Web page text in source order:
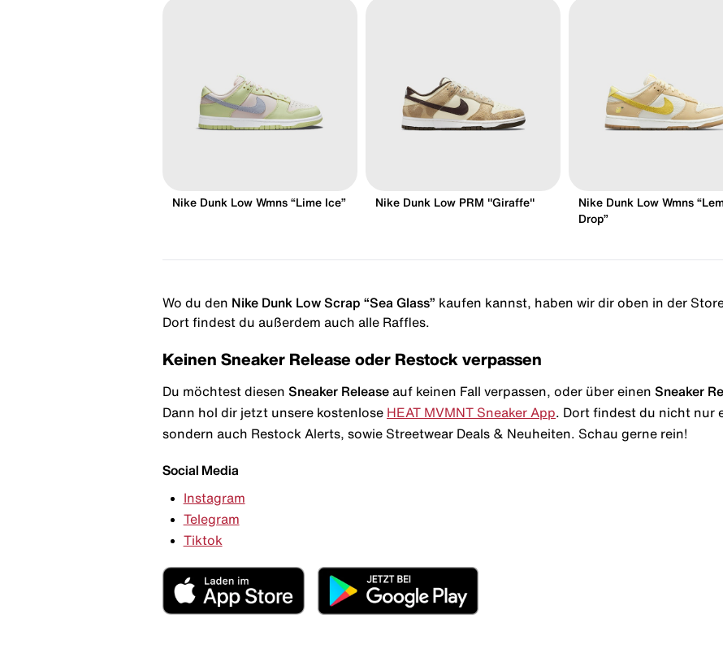
Nike Dunk Low Wmns “Lime Ice” Nike Dunk Low PRM "Giraffe"
Nike Dunk Low Wmns
Drop”
Wo du den Nike Dunk Low Scrap “Sea Glass” kaufen kannst, haben wir dir oben in der
Dort findest du außerdem auch alle Raffles.
Keinen Sneaker Release oder Restock verpassen
Du möchtest diesen Sneaker Release auf keinen Fall verpassen, oder über einen Sneaker
Dann hol dir jetzt unsere kostenlose HEAT MVMNT Sneaker App . Dort findest du nicht nur
sondern auch Restock Alerts, sowie Streetwear Deals & Neuheiten. Schau gerne rein!
Social Media
Instagram
Telegram
Tiktok